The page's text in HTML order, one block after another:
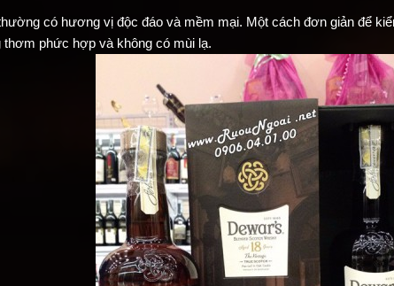
có hương vị độc đáo và mềm mại. Một cách đơn giản để
phức hợp và không có mùi lạ.